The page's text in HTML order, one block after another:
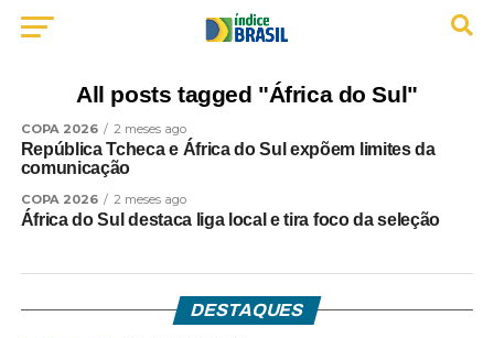
All posts tagged "África do Sul"
COPA 2026 2 meses ago
República Tcheca e África do Sul expõem limites da
comunicação
COPA 2026 2 meses ago
África do Sul destaca liga local e tira foco da seleção
DESTAQUES